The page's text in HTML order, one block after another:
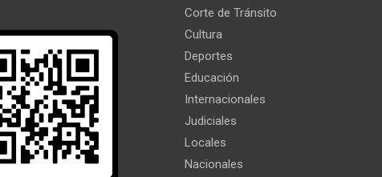
Corte de Tránsito
Cultura
Deportes
Educación
Internacionales
Judiciales
Locales
Nacionales